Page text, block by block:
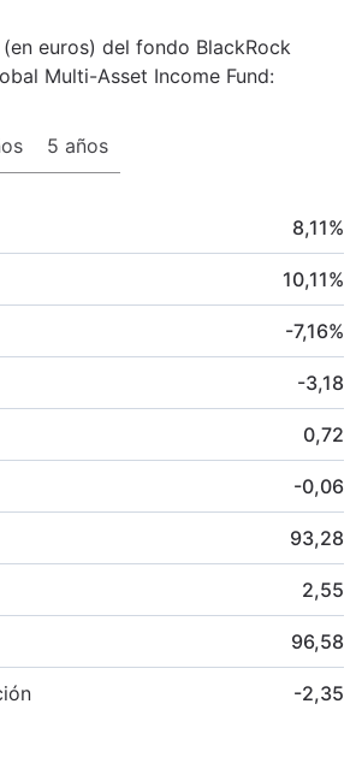
euros) del fondo BlackRock
Multi-Asset Income Fund:
5 años
8,11%
10,11%
-7,16%
-3,18
0,72
-0,06
93,28
2,55
96,58
-2,35